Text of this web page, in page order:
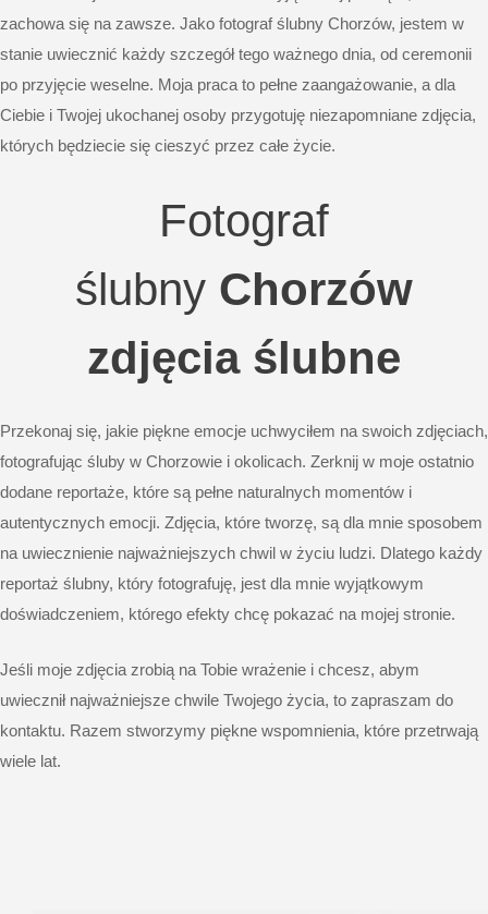
zachowa się na zawsze. Jako fotograf ślubny Chorzów, jestem w
stanie uwiecznić każdy szczegół tego ważnego dnia, od ceremonii
po przyjęcie weselne. Moja praca to pełne zaangażowanie, a dla
Ciebie i Twojej ukochanej osoby przygotuję niezapomniane zdjęcia,
których będziecie się cieszyć przez całe życie.
Fotograf
ślubny Chorzów
zdjęcia ślubne
Przekonaj się, jakie piękne emocje uchwyciłem na swoich zdjęciach,
fotografując śluby w Chorzowie i okolicach. Zerknij w moje ostatnio
dodane reportaże, które są pełne naturalnych momentów i
autentycznych emocji. Zdjęcia, które tworzę, są dla mnie sposobem
na uwiecznienie najważniejszych chwil w życiu ludzi. Dlatego każdy
reportaż ślubny, który fotografuję, jest dla mnie wyjątkowym
doświadczeniem, którego efekty chcę pokazać na mojej stronie.
Jeśli moje zdjęcia zrobią na Tobie wrażenie i chcesz, abym
uwiecznił najważniejsze chwile Twojego życia, to zapraszam do
kontaktu. Razem stworzymy piękne wspomnienia, które przetrwają
wiele lat.